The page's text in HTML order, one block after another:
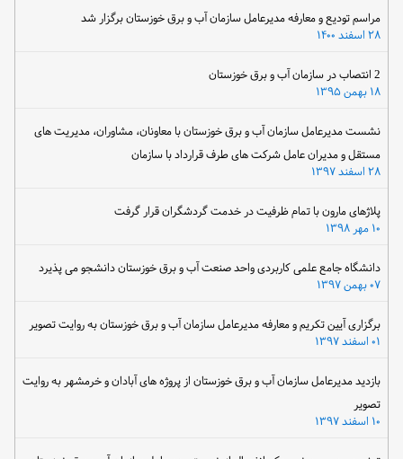
مراسم تودیع و معارفه مدیرعامل سازمان آب و برق خوزستان برگزار شد
نشست مدیرعامل سازمان آب و برق خوزستان با معاونان، مشاوران، مدیریت های
مستقل و مدیران عامل شرکت های طرف قرارداد با سازمان
پلاژهای مارون با تمام ظرفیت در خدمت گردشگران قرار گرفت
دانشگاه جامع علمی کاربردی واحد صنعت آب و برق خوزستان دانشجو می پذیرد
برگزاری آیین تکریم و معارفه مدیرعامل سازمان آب و برق خوزستان به روایت تصویر
بازدید مدیرعامل سازمان آب و برق خوزستان از پروژه های آبادان و خرمشهر به روایت
تصویر